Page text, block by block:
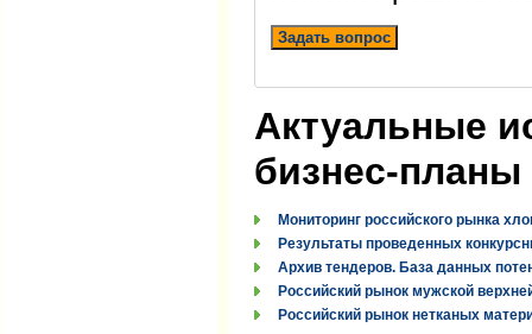
Задать вопрос
Актуальные
бизнес-планы
Мониторинг российского рынка
Результаты проведенных
Архив тендеров. База данных
Российский рынок мужской
Российский рынок нетканых